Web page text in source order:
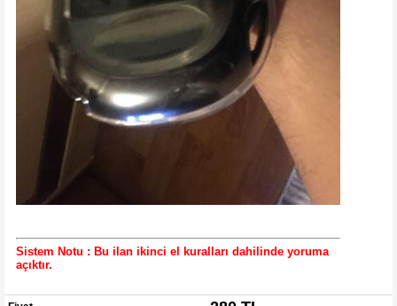
Sistem Notu : Bu ilan ikinci el kuralları dahilinde yoruma
açıktır.